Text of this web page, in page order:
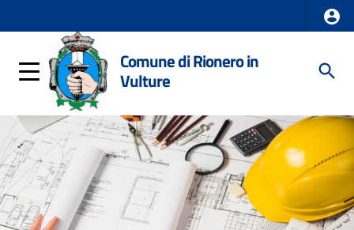
Comune di Rionero in
Vulture